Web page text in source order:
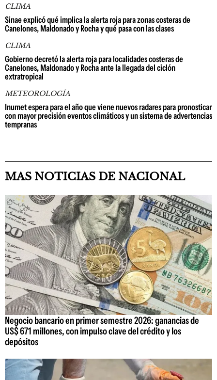
CLIMA
Sinae explicó qué implica la alerta roja para zonas costeras de
Canelones, Maldonado y Rocha y qué pasa con las clases
CLIMA
Gobierno decretó la alerta roja para localidades costeras de
Canelones, Maldonado y Rocha ante la llegada del ciclón
extratropical
METEOROLOGÍA
Inumet espera para el año que viene nuevos radares para pronosticar
con mayor precisión eventos climáticos y un sistema de advertencias
tempranas
MAS NOTICIAS DE NACIONAL
Negocio bancario en primer semestre 2026: ganancias de
US$ 671 millones, con impulso clave del crédito y los
depósitos